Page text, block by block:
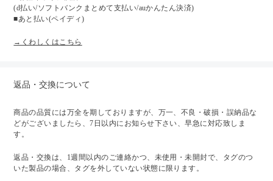
(d払い/ソフトバンクまとめて支払い/auかんたん決済)
■あと払い(ペイディ)
→くわしくはこちら
返品・交換について
商品の品質には万全を期しておりますが、万一、不良・破損・誤納品な
どがございましたら、7日以内にお知らせ下さい、早急に対応致しま
す。
返品・交換は、1週間以内のご連絡かつ、未使用・未開封で、タグのつ
いた製品の場合、タグを外していない状態に限ります。